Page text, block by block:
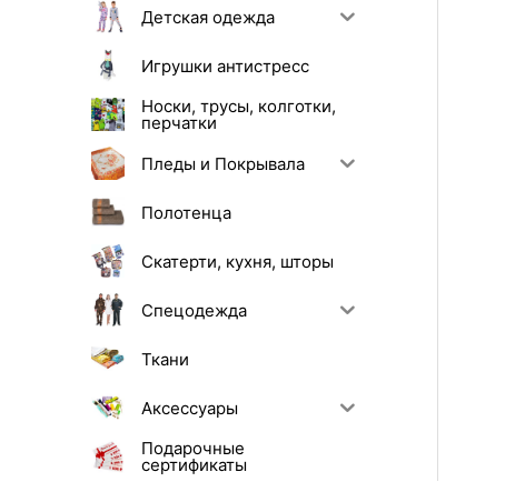
Детская одежда
Игрушки антистресс
Носки, трусы, колготки,
перчатки
Пледы и Покрывала
Полотенца
Скатерти, кухня, шторы
Спецодежда
Ткани
Аксессуары
Подарочные
сертификаты